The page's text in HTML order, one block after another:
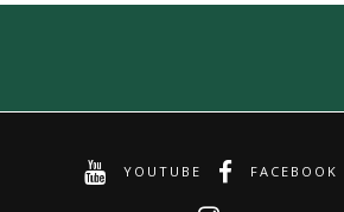
FACEBOOK
YOUTUBE